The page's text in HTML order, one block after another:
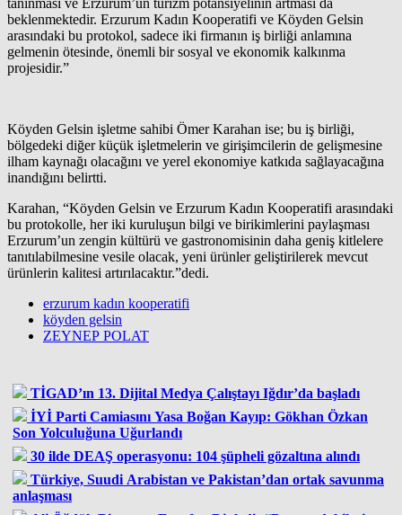
beklenmektedir. Erzurum Kadın Kooperatifi ve Köyden Gelsin
arasındaki bu protokol, sadece iki firmanın iş birliği anlamına
gelmenin ötesinde, önemli bir sosyal ve ekonomik kalkınma
projesidir.”
Köyden Gelsin işletme sahibi Ömer Karahan ise; bu iş birliği,
bölgedeki diğer küçük işletmelerin ve girişimcilerin de gelişmesine
ilham kaynağı olacağını ve yerel ekonomiye katkıda sağlayacağına
inandığını belirtti.
Karahan, “Köyden Gelsin ve Erzurum Kadın Kooperatifi arasındaki
bu protokolle, her iki kuruluşun bilgi ve birikimlerini paylaşması
Erzurum’un zengin kültürü ve gastronomisinin daha geniş kitlelere
tanıtılabilmesine vesile olacak, yeni ürünler geliştirilerek mevcut
ürünlerin kalitesi artırılacaktır.”dedi.
erzurum kadın kooperatifi
köyden gelsin
ZEYNEP POLAT
TİGAD’ın 13. Dijital Medya Çalıştayı Iğdır’da başladı
İYİ Parti Camiasını Yasa Boğan Kayıp: Gökhan Özkan
Son Yolculuğuna Uğurlandı
30 ilde DEAŞ operasyonu: 104 şüpheli gözaltına alındı
Türkiye, Suudi Arabistan ve Pakistan’dan ortak savunma
anlaşması